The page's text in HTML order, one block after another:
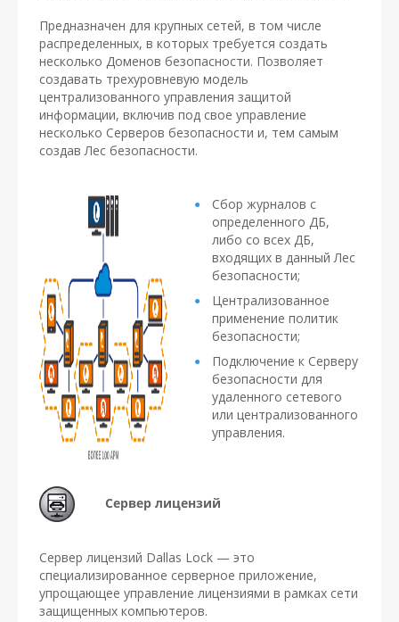
Предназначен для крупных сетей, в том числе
распределенных, в которых требуется создать
несколько Доменов безопасности. Позволяет
создавать трехуровневую модель
централизованного управления защитой
информации, включив под свое управление
несколько Серверов безопасности и, тем самым
создав Лес безопасности.
Сбор журналов с
определенного ДБ,
либо со всех ДБ,
входящих в данный Лес
безопасности;
Централизованное
применение политик
безопасности;
Подключение к Серверу
безопасности для
удаленного сетевого
или централизованного
управления.
Сервер лицензий
Сервер лицензий Dallas Lock — это
специализированное серверное приложение,
упрощающее управление лицензиями в рамках сети
защищенных компьютеров.